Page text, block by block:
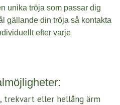
unika tröja som passar dig
gällande din tröja så kontakta
efter varje
trekvart eller hellång ärm